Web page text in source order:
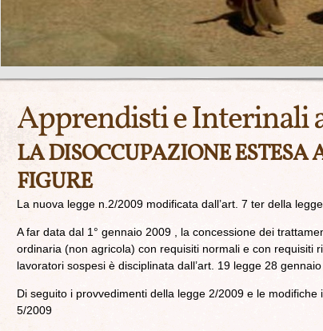
Apprendisti e Interinali
LA DISOCCUPAZIONE ESTESA
FIGURE
La nuova legge n.2/2009 modificata dall’art. 7 ter della
A far data dal 1° gennaio 2009 , la concessione dei
ordinaria (non agricola) con requisiti normali e con requisiti
lavoratori sospesi è disciplinata dall’art. 19 legge 28
Di seguito i provvedimenti della legge 2/2009 e le modifiche
5/2009